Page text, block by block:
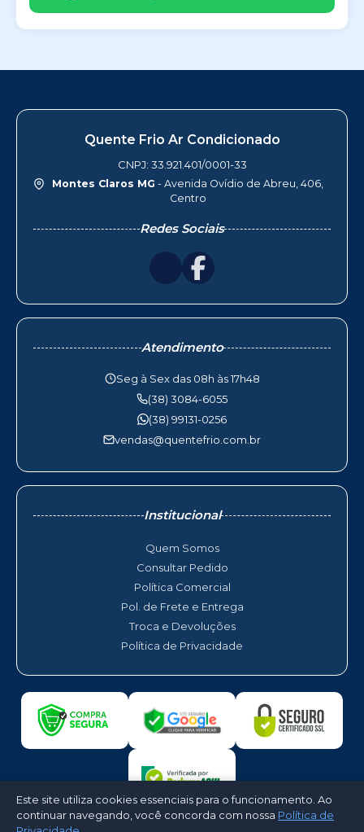
Quente Frio Ar Condicionado
CNPJ: 33.921.401/0001-33
Montes Claros MG - Avenida Ovídio de Abreu, 406,
Centro
Redes Sociais
Atendimento
Seg à Sex das 08h às 17h48
(38) 3084-6055
(38) 99131-0256
vendas@quentefrio.com.br
Institucional
Quem Somos
Consultar Pedido
Política Comercial
Pol. de Frete e Entrega
Troca e Devoluções
Política de Privacidade
Este site utiliza cookies essenciais para o funcionamento. Ao
continuar navegando, você concorda com nossa Política de